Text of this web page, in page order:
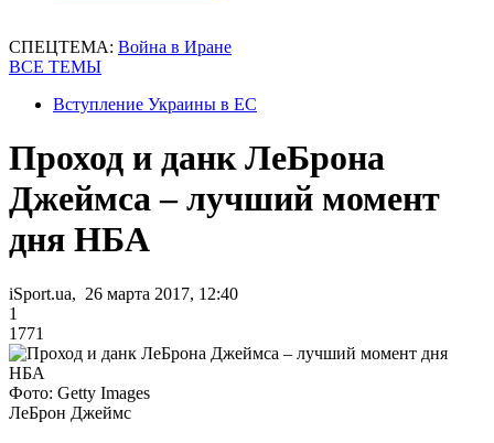
СПЕЦТЕМА: Война в Иране
ВСЕ ТЕМЫ
Вступление Украины в ЕС
Проход и данк ЛеБрона
Джеймса – лучший момент
дня НБА
iSport.ua, 26 марта 2017, 12:40
1
1771
Фото: Getty Images
ЛеБрон Джеймс